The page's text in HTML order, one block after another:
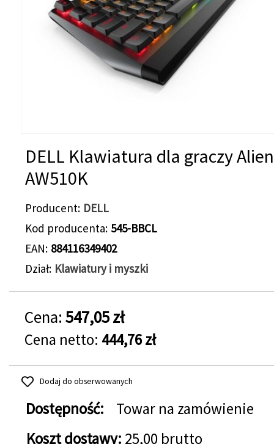
DELL Klawiatura dla graczy
AW510K
Producent DELL
Kod producenta 545-BBCL
EAN 884116349402
Dział Klawiatury i myszki
Cena: 547,05 zł
Cena netto: 444,76 zł
Dodaj do obserwowanych
Dostępność:
Towar na zamówienie
Koszt dostawy: 25,00 brutto